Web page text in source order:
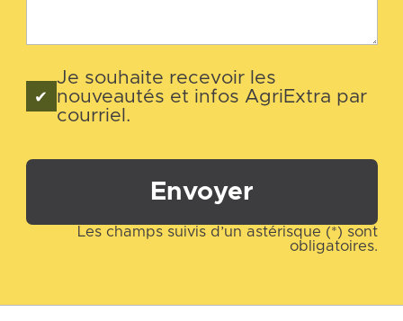
Je souhaite recevoir les
nouveautés et infos AgriExtra par
courriel.
Envoyer
Les champs suivis d’un astérisque (*) sont
obligatoires.